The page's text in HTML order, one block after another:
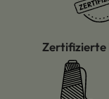
Zertifizierte